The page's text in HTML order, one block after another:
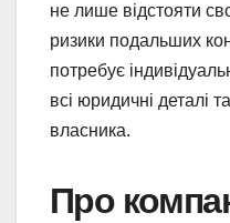
не лише відстояти
ризики подальших
потребує
всі юридичні деталі
власника.
Про